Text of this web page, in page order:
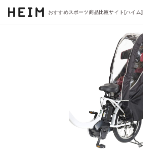
おすすめスポーツ商品比較サイト[ハイム]